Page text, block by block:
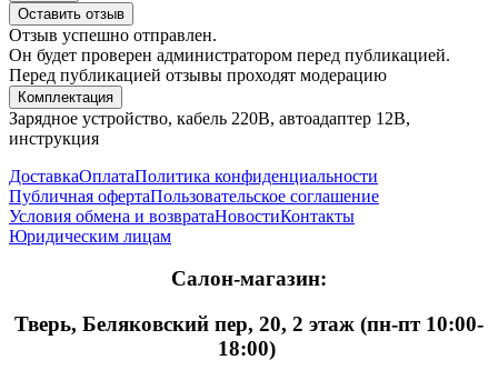
Оставить отзыв
Отзыв успешно отправлен.
Он будет проверен администратором перед публикацией.
Перед публикацией отзывы проходят модерацию
Комплектация
Зарядное устройство, кабель 220В, автоадаптер 12В,
инструкция
ДоставкаОплатаПолитика конфиденциальности
Публичная офертаПользовательское соглашение
Условия обмена и возвратаНовостиКонтакты
Юридическим лицам
Салон-магазин:
Тверь, Беляковский пер, 20, 2 этаж (пн-пт 10:00-
18:00)